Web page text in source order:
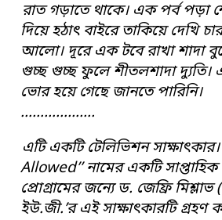
রাত গড়াতে থাকে। এক পর্ব পড়া
দিয়ে হঠাৎবাইরে তাকিয়ে দেখি
আলো। দূরে এক টবে রাখা শাদা
গুচ্ছ গুচ্ছ ফুলে শীতলশাদা দ্যুতি।
ভোর হয়ে গেছে জানতে পারিনি।
……………….
এটি একটি টেলিভিশন সাক্ষাৎকার।
Allowed’’নামের একটি সাপ্তাহিক
প্রোগ্রামের জন্যে ড. জেফ্রি মিশ্লাভ
ইউ.জী.’র এই সাক্ষাৎকারটি গ্রহণ